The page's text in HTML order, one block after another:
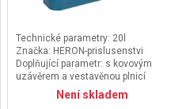
Technické parametry: 20l
Značka: HERON-prislusenstvi
Doplňující parametr: s kovovým
uzávěrem a vestavěnou plnicí
Není skladem